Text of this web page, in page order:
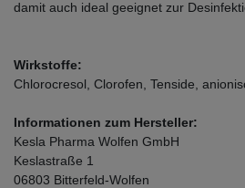
damit auch ideal geeignet zur
Wirkstoffe:
Chlorocresol, Clorofen, Tenside,
Informationen zum Hersteller:
Kesla Pharma Wolfen GmbH
Keslastraße 1
06803 Bitterfeld-Wolfen